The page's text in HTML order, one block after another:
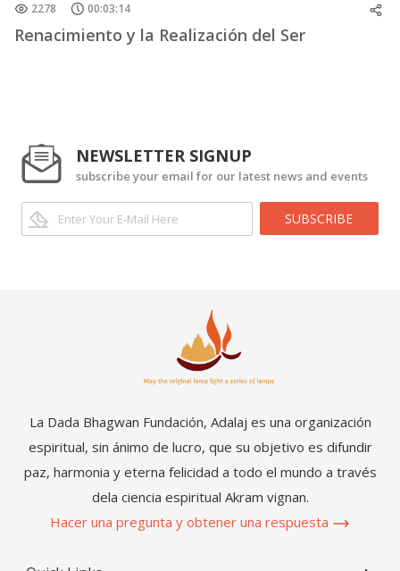
2278 00:03:14
Renacimiento y la Realización del Ser
NEWSLETTER SIGNUP
subscribe your email for our latest news and events
SUBSCRIBE
La Dada Bhagwan Fundación, Adalaj es una organización
espiritual, sin ánimo de lucro, que su objetivo es difundir
paz, harmonia y eterna felicidad a todo el mundo a través
dela ciencia espiritual Akram vignan.
Hacer una pregunta y obtener una respuesta